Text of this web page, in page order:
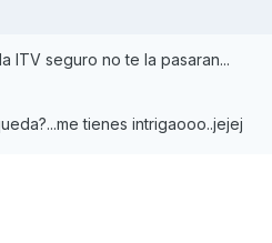
ITV seguro no te la pasaran...
tienes intrigaooo..jejej